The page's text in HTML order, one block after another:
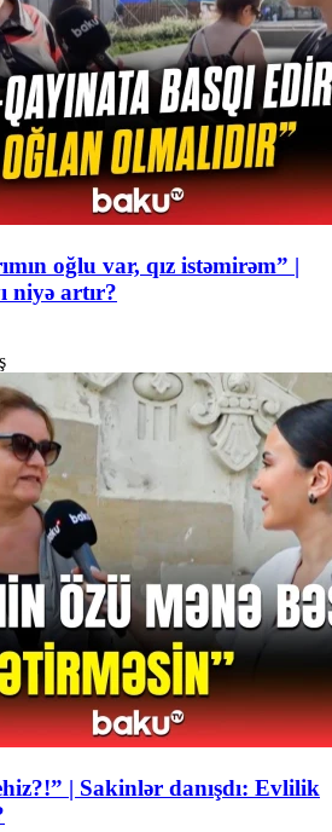
oğlu var, qız istəmirəm” |
niyə artır?
| Sakinlər danışdı: Evlilik